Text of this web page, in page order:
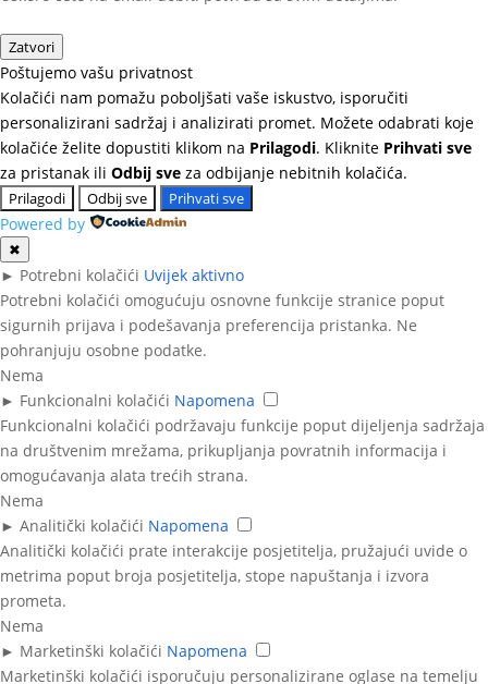
Zatvori
Poštujemo vašu privatnost
Kolačići nam pomažu poboljšati vaše iskustvo, isporučiti
personalizirani sadržaj i analizirati promet. Možete odabrati koje
kolačiće želite dopustiti klikom na Prilagodi. Kliknite Prihvati sve
za pristanak ili Odbij sve za odbijanje nebitnih kolačića.
Prilagodi Odbij sve Prihvati sve
Powered by
✖
► Potrebni kolačići Uvijek aktivno
Potrebni kolačići omogućuju osnovne funkcije stranice poput
sigurnih prijava i podešavanja preferencija pristanka. Ne
pohranjuju osobne podatke.
Nema
► Funkcionalni kolačići Napomena
Funkcionalni kolačići podržavaju funkcije poput dijeljenja sadržaja
na društvenim mrežama, prikupljanja povratnih informacija i
omogućavanja alata trećih strana.
Nema
► Analitički kolačići Napomena
Analitički kolačići prate interakcije posjetitelja, pružajući uvide o
metrima poput broja posjetitelja, stope napuštanja i izvora
prometa.
Nema
► Marketinški kolačići Napomena
Marketinški kolačići isporučuju personalizirane oglase na temelju